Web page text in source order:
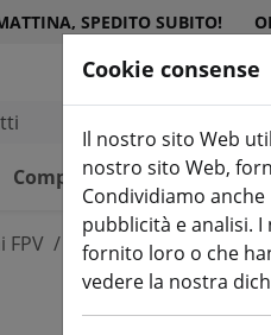
SPEDITO SUBITO!
Componenti
FPV Set di partenza
Cookie consense
Il nostro sito Web
nostro sito Web,
Condividiamo
pubblicità e analisi.
fornito loro o che
vedere la nostra